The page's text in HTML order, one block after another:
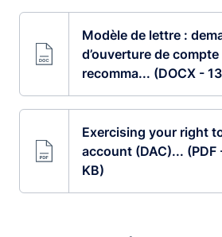
Modèle de lettre :
d’ouverture de
recomma... (DOCX -
Exercising your right
account (DAC)... (PDF
KB)